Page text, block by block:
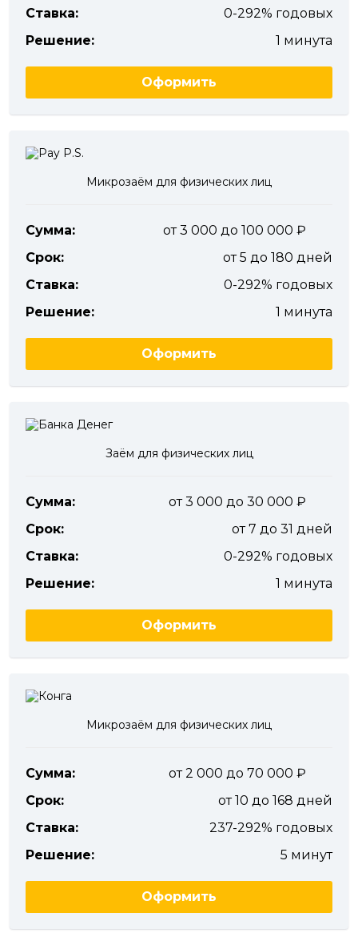
Ставка:
0-292% годовых
Решение:
1 минута
Оформить
Микрозаём для физических лиц
Сумма:
от 3 000 до 100 000
Срок:
от 5 до 180 дней
Ставка:
0-292% годовых
Решение:
1 минута
Оформить
Заём для физических лиц
Сумма:
от 3 000 до 30 000
Срок:
от 7 до 31 дней
Ставка:
0-292% годовых
Решение:
1 минута
Оформить
Микрозаём для физических лиц
Сумма:
от 2 000 до 70 000
Срок:
от 10 до 168 дней
Ставка:
237-292% годовых
Решение:
5 минут
Оформить